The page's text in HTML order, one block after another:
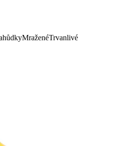
MraženéTrvanlivé